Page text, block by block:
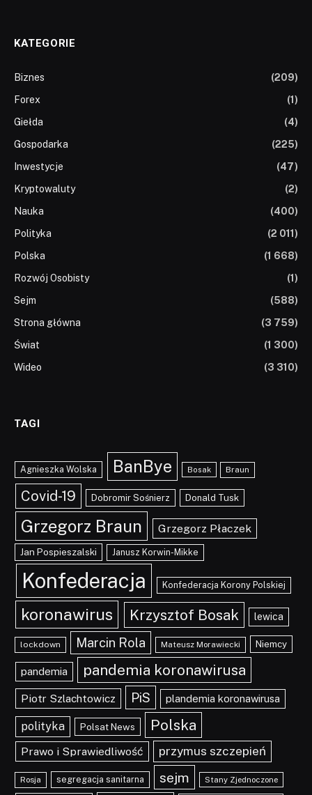
KATEGORIE
Biznes
(209)
Forex
(1)
Giełda
(4)
Gospodarka
(225)
Inwestycje
(47)
Kryptowaluty
(2)
Nauka
(400)
Polityka
(2 011)
Polska
(1 668)
Rozwój Osobisty
(1)
Sejm
(588)
Strona główna
(3 759)
Świat
(1 300)
Wideo
(3 310)
TAGI
Agnieszka Wolska BanBye Bosak Braun
Covid-19 Dobromir Sośnierz Donald Tusk
Grzegorz Braun Grzegorz Płaczek
Jan Pospieszalski Janusz Korwin-Mikke
Konfederacja Konfederacja Korony Polskiej
koronawirus Krzysztof Bosak lewica
lockdown Marcin Rola Mateusz Morawiecki Niemcy
pandemia pandemia koronawirusa
Piotr Szlachtowicz PiS plandemia koronawirusa
polityka Polsat News Polska
Prawo i Sprawiedliwość przymus szczepień
Rosja segregacja sanitarna sejm Stany Zjednoczone